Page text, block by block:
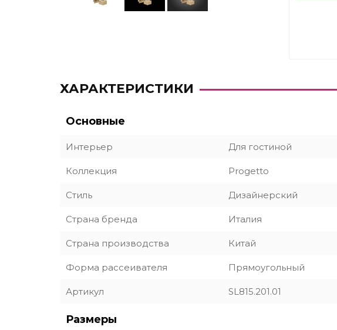
ХАРАКТЕРИСТИКИ
Основные
Интерьер Для гостиной
Коллекция Progetto
Стиль Дизайнерский
Страна бренда Италия
Страна производства Китай
Форма рассеивателя Прямоугольный
Артикул SL815.201.01
Размеры